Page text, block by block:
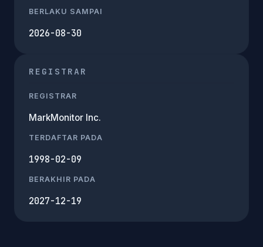
BERLAKU SAMPAI
2026-08-30
REGISTRAR
REGISTRAR
MarkMonitor Inc.
TERDAFTAR PADA
1998-02-09
BERAKHIR PADA
2027-12-19